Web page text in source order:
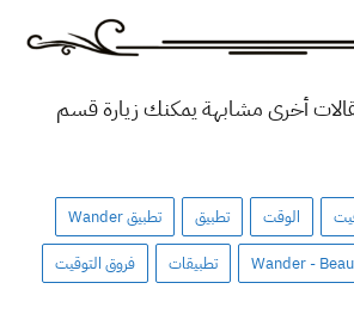
أخرى مشابهة يمكنك زيارة قسم
الوقت تطبيق تطبيق Wander
تطبيقات فروق التوقيت